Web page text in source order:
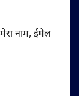
नाम, ईमेल